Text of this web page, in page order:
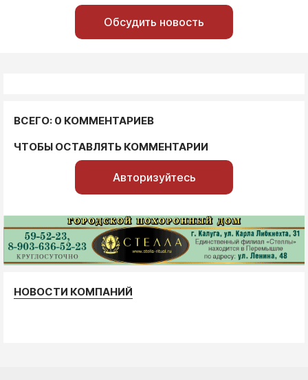
Обсудить новость
ВСЕГО: 0 КОММЕНТАРИЕВ
ЧТОБЫ ОСТАВЛЯТЬ КОММЕНТАРИИ
Авторизуйтесь
НОВОСТИ КОМПАНИЙ